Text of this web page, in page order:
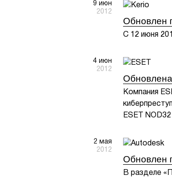
9 июн
2012
Обновлен
С 12 июня
4 июн
2012
Компания
ESET
2 мая
2012
Обновлен
В разделе